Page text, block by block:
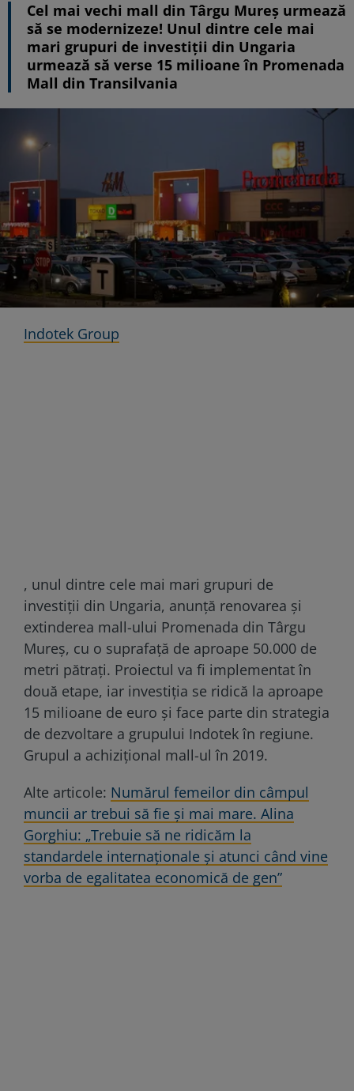
Cel mai vechi mall din Târgu Mureș urmează
să se modernizeze! Unul dintre cele mai
mari grupuri de investiții din Ungaria
urmează să verse 15 milioane în Promenada
Mall din Transilvania
Indotek Group
, unul dintre cele mai mari grupuri de
investiţii din Ungaria, anunţă renovarea și
extinderea mall-ului Promenada din Târgu
Mureş, cu o suprafaţă de aproape 50.000 de
metri pătraţi. Proiectul va fi implementat în
două etape, iar investiţia se ridică la aproape
15 milioane de euro și face parte din strategia
de dezvoltare a grupului Indotek în regiune.
Grupul a achiziţional mall-ul în 2019.
Alte articole: Numărul femeilor din câmpul
muncii ar trebui să fie și mai mare. Alina
Gorghiu: „Trebuie să ne ridicăm la
standardele internaționale și atunci când vine
vorba de egalitatea economică de gen”